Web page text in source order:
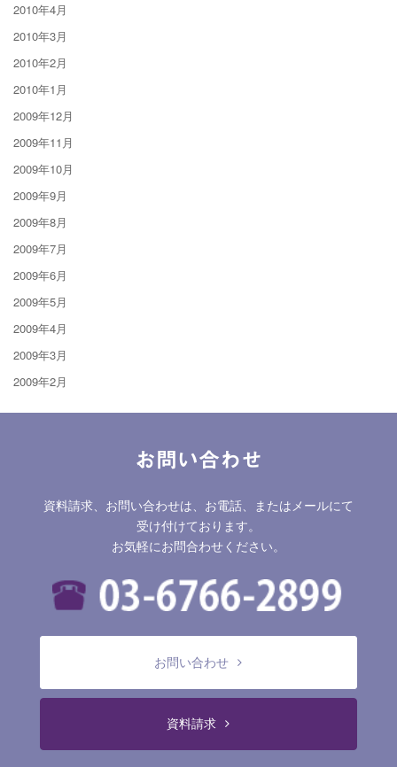
2010年4月
2010年3月
2010年2月
2010年1月
2009年12月
2009年11月
2009年10月
2009年9月
2009年8月
2009年7月
2009年6月
2009年5月
2009年4月
2009年3月
2009年2月
お問い合わせ
資料請求、お問い合わせは、お電話、またはメールにて
受け付けております。
お気軽にお問合わせください。
お問い合わせ
資料請求